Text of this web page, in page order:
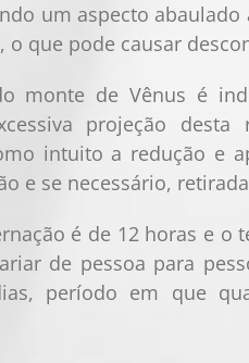
um aspecto
o que pode causar
monte de Vênus é
projeção desta
intuito a redução e
e se necessário,
é de 12 horas e o
de pessoa para
período em que